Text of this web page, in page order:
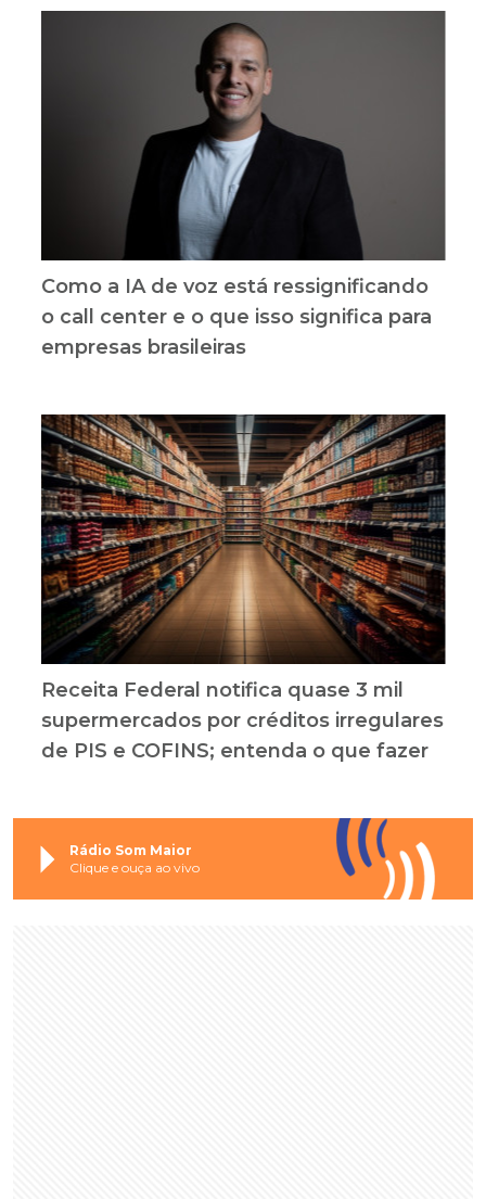
Como a IA de voz está ressignificando
o call center e o que isso significa para
empresas brasileiras
Receita Federal notifica quase 3 mil
supermercados por créditos irregulares
de PIS e COFINS; entenda o que fazer
Rádio Som Maior
Clique e ouça ao vivo